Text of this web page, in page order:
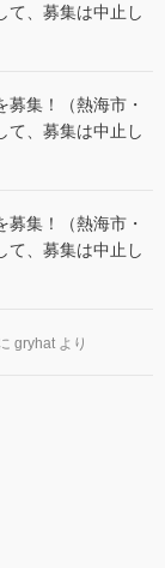
て、募集は中止し
集！（熱海市・
て、募集は中止し
集！（熱海市・
て、募集は中止し
gryhatより